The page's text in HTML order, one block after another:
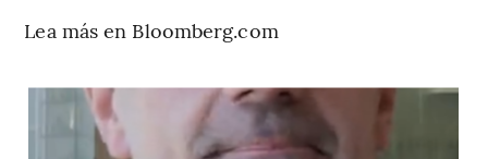
Lea más en Bloomberg.com